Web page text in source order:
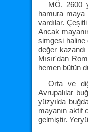
MÖ. 2600
hamura maya
vardılar.
Ancak
simgesi haline
değer
Mısır'dan
hemen bütün
Orta ve
Avrupalılar
yüzyılda
mayanın aktif
gelmiştir.